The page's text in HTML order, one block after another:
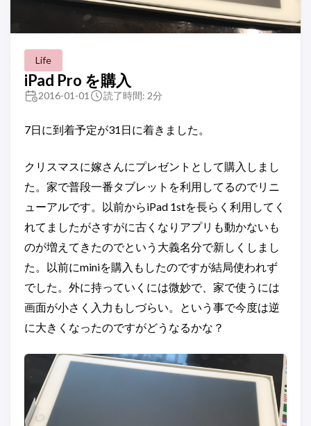
Life
iPad Pro を購入
2016-01-01 読了時間: 2分
7日に到着予定が31日に着きました。
クリスマスに嫁さんにプレゼントとして購入しまし
た。家で普段一番タブレットを利用してるのでリニ
ューアルです。以前からiPad 1stを長らく利用してく
れてましたがさすがに古くなりアプリも動かないも
のが増えてきたのでという大義名分で新しくしまし
た。以前にminiを購入もしたのですが結局使われず
でした。外に持っていくには微妙で、家で使うには
画面が小さく入力もしづらい。という事で今度は逆
に大きくなったのですがどうなるかな？